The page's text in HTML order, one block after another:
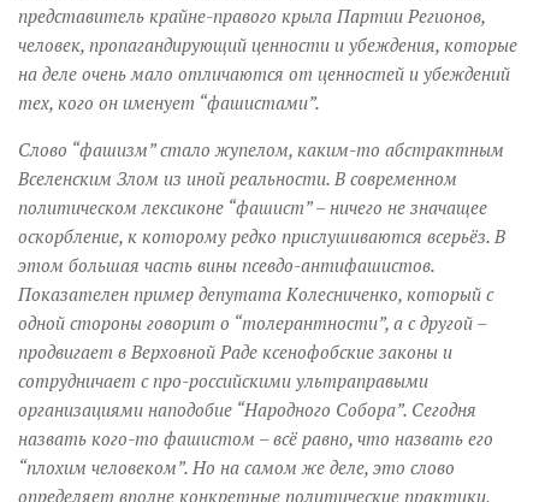
представитель крайне-правого крыла Партии Регионов,
человек, пропагандирующий ценности и убеждения, которые
на деле очень мало отличаются от ценностей и убеждений
тех, кого он именует “фашистами”.
Слово “фашизм” стало жупелом, каким-то абстрактным
Вселенским Злом из иной реальности. В современном
политическом лексиконе “фашист” – ничего не значащее
оскорбление, к которому редко прислушиваются всерьёз. В
этом большая часть вины псевдо-антифашистов.
Показателен пример депутата Колесниченко, который с
одной стороны говорит о “толерантности”, а с другой –
продвигает в Верховной Раде ксенофобские законы и
сотрудничает с про-российскими ультраправыми
организациями наподобие “Народного Собора”. Сегодня
назвать кого-то фашистом – всё равно, что назвать его
“плохим человеком”. Но на самом же деле, это слово
определяет вполне конкретные политические практики,